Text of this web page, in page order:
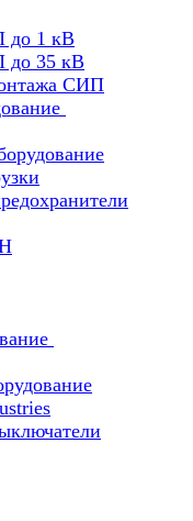
до 1 кВ
до 35 кВ
СИП